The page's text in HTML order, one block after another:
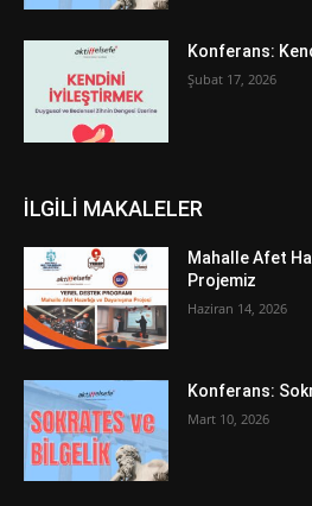
Konferans:
Şubat 17, 2026
İLGİLİ MAKALELER
Mahalle Afet
Projemiz
Haziran 14, 2026
Konferans:
Mart 10, 2026